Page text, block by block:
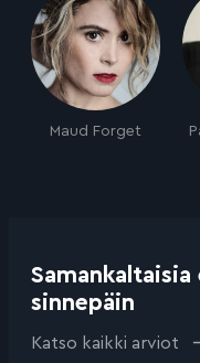
Maud Forget
sinnepäin
Katso kaikki arviot